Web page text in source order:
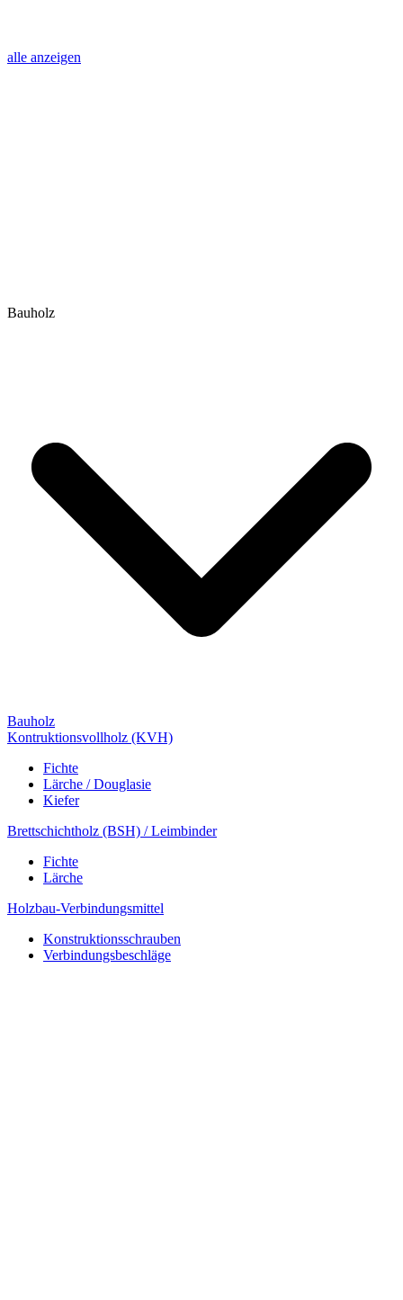
alle anzeigen
Bauholz
Bauholz
Kontruktionsvollholz (KVH)
Fichte
Lärche / Douglasie
Kiefer
Brettschichtholz (BSH) / Leimbinder
Fichte
Lärche
Holzbau-Verbindungsmittel
Konstruktionsschrauben
Verbindungsbeschläge